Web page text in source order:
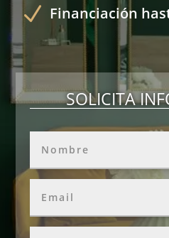
N Financiación
SOLICITA